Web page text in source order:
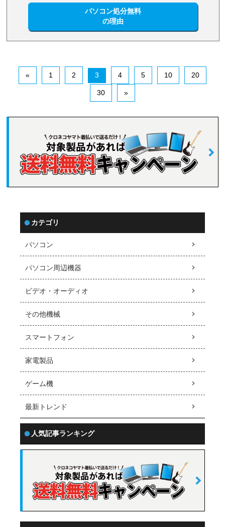
パソコン処分無料
の理由
« 1 2 3 4 5 10 20
30 »
カテゴリ
パソコン
パソコン周辺機器
ビデオ・オーディオ
その他機械
スマートフォン
家電製品
ゲーム機
最新トレンド
人気記事ランキング